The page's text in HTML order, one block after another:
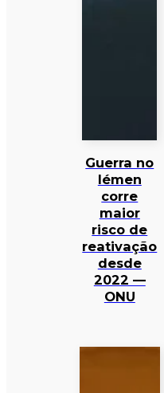
Guerra no
Iémen
corre
maior
risco de
reativação
desde
2022 —
ONU